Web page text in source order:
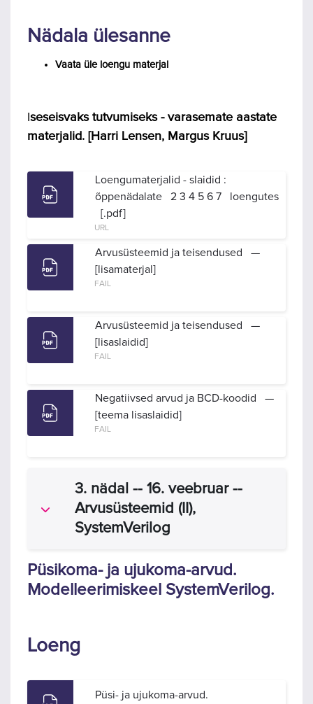
Nädala ülesanne
Vaata üle loengu materjal
seseisvaks tutvumiseks - varasemate aastate
materjalid. [Harri Lensen, Margus Kruus]
Loengumaterjalid - slaidid :
õppenädalate 2 3 4 5 6 7 loengutes
[.pdf]
URL
Arvusüsteemid ja teisendused —
[lisamaterjal]
FAIL
Arvusüsteemid ja teisendused —
[lisaslaidid]
FAIL
Negatiivsed arvud ja BCD-koodid —
[teema lisaslaidid]
FAIL
Ahenda
3. nädal -- 16. veebruar --
Arvusüsteemid (II),
SystemVerilog
Püsikoma- ja ujukoma-arvud.
Modelleerimiskeel SystemVerilog.
Loeng
Püsi- ja ujukoma-arvud.